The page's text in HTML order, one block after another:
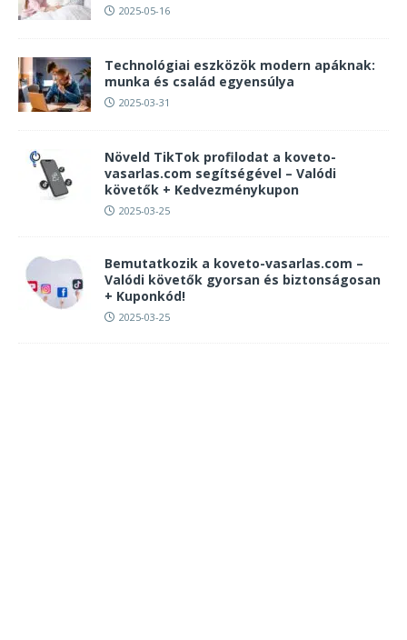
2025-05-16
Technológiai eszközök modern apáknak:
munka és család egyensúlya
2025-03-31
Növeld TikTok profilodat a koveto-
vasarlas.com segítségével – Valódi
követők + Kedvezménykupon
2025-03-25
Bemutatkozik a koveto-vasarlas.com –
Valódi követők gyorsan és biztonságosan
+ Kuponkód!
2025-03-25